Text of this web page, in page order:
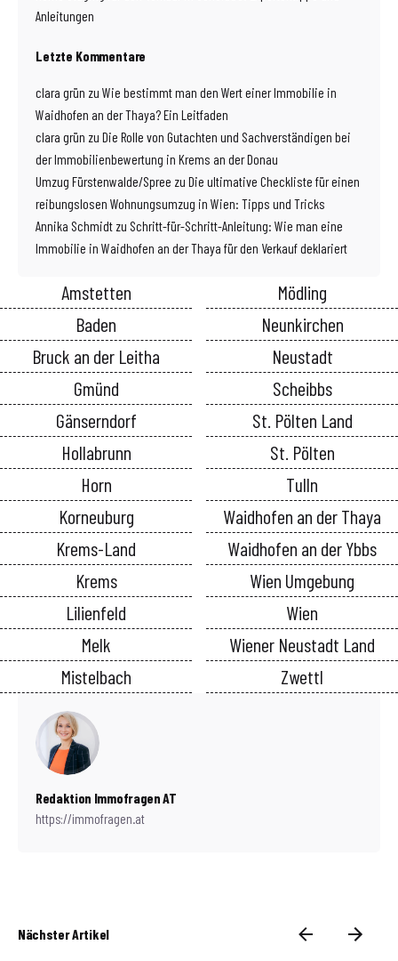
Anleitungen
Letzte Kommentare
clara grün zu Wie bestimmt man den Wert einer Immobilie in
Waidhofen an der Thaya? Ein Leitfaden
clara grün zu Die Rolle von Gutachten und Sachverständigen bei
der Immobilienbewertung in Krems an der Donau
Umzug Fürstenwalde/Spree zu Die ultimative Checkliste für einen
reibungslosen Wohnungsumzug in Wien: Tipps und Tricks
Annika Schmidt zu Schritt-für-Schritt-Anleitung: Wie man eine
Immobilie in Waidhofen an der Thaya für den Verkauf deklariert
Amstetten
Baden
Bruck an der Leitha
Gmünd
Gänserndorf
Hollabrunn
Horn
Korneuburg
Krems-Land
Krems
Lilienfeld
Melk
Mistelbach
Mödling
Neunkirchen
Neustadt
Scheibbs
St. Pölten Land
St. Pölten
Tulln
Waidhofen an der Thaya
Waidhofen an der Ybbs
Wien Umgebung
Wien
Wiener Neustadt Land
Zwettl
Redaktion Immofragen AT
https://immofragen.at
Nächster Artikel